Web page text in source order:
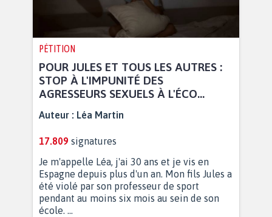
PÉTITION
POUR JULES ET TOUS LES AUTRES :
STOP À L'IMPUNITÉ DES
AGRESSEURS SEXUELS À L'ÉCO...
Auteur : Léa Martin
17.809 signatures
Je m'appelle Léa, j'ai 30 ans et je vis en
Espagne depuis plus d'un an. Mon fils Jules a
été violé par son professeur de sport
pendant au moins six mois au sein de son
école. ...